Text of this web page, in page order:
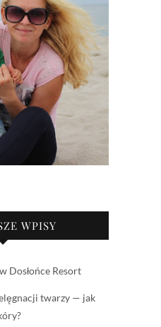
WPISY
Dosłońce Resort
twarzy — jak